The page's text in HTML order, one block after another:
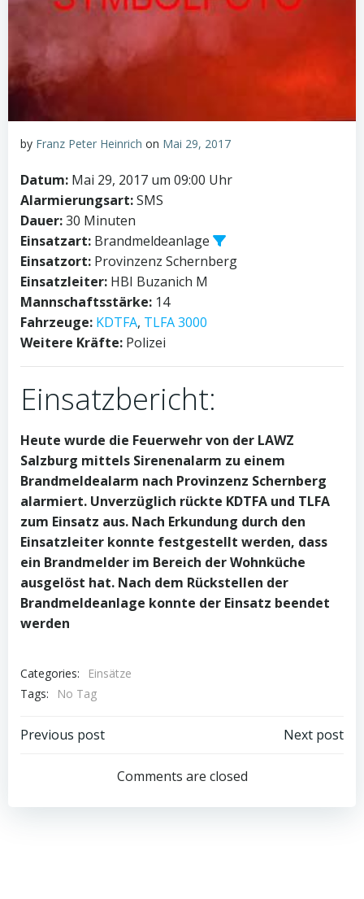
by Franz Peter Heinrich on Mai 29, 2017
Datum: Mai 29, 2017 um 09:00 Uhr
Alarmierungsart:SMS
Dauer:30 Minuten
Einsatzart: Brandmeldeanlage
Einsatzort: Provinzenz Schernberg
Einsatzleiter: HBI Buzanich M
Mannschaftsstärke: 14
Fahrzeuge: KDTFA, TLFA 3000
Weitere Kräfte: Polizei
Einsatzbericht:
Heute wurde die Feuerwehr von der LAWZ
Salzburg mittels Sirenenalarm zu einem
Brandmeldealarm nach Provinzenz Schernberg
alarmiert. Unverzüglich rückte KDTFA und TLFA
zum Einsatz aus. Nach Erkundung durch den
Einsatzleiter konnte festgestellt werden, dass
ein Brandmelder im Bereich der Wohnküche
ausgelöst hat. Nach dem Rückstellen der
Brandmeldeanlage konnte der Einsatz beendet
werden
Categories:
Einsätze
Tags:
No Tag
Post
navigation
Previous post
navigation
Next post
Comments are closed